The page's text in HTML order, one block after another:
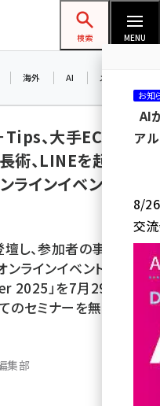
担当者フォーラム
検索 MENU
海外 AI メタバース
、大手ECモー
、LINEを起点と
インイベント
し、参加者の事業成
ラインイベント
」を7月29日
のセミナーを無料で聴
集部
お知
AI
ア
8/26
交